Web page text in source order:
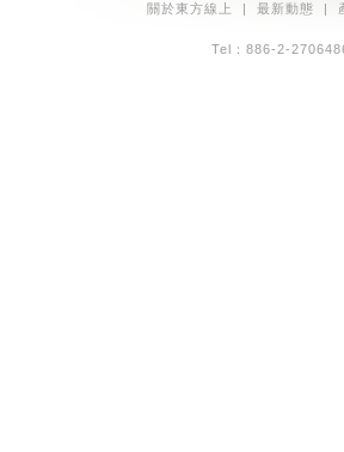
關於東方線上 | 最新動態 |
Tel：886-2-